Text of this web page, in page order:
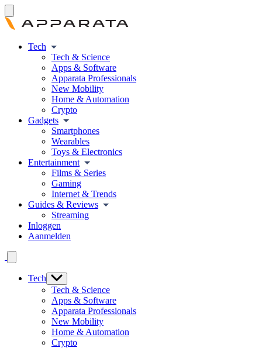
Tech
Tech & Science
Apps & Software
Apparata Professionals
New Mobility
Home & Automation
Crypto
Gadgets
Smartphones
Wearables
Toys & Electronics
Entertainment
Films & Series
Gaming
Internet & Trends
Guides & Reviews
Streaming
Inloggen
Aanmelden
Tech
Tech & Science
Apps & Software
Apparata Professionals
New Mobility
Home & Automation
Crypto